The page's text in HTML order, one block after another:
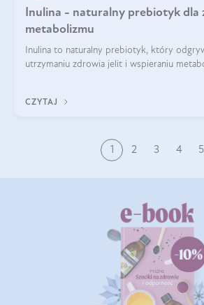
Inulina - naturalny prebiotyk dla
metabolizmu
Inulina to naturalny prebiotyk, który
utrzymaniu zdrowia jelit i wspieraniu
CZYTAJ
1 2 3 4 5